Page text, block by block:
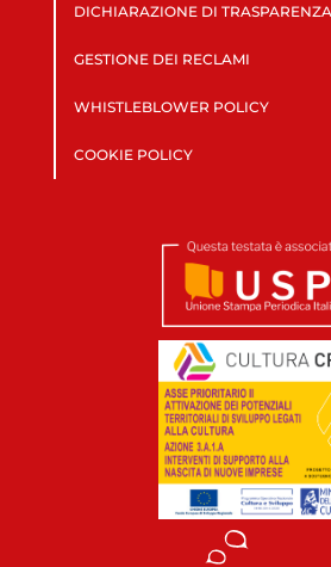
DICHIARAZIONE DI TRASPARENZA
GESTIONE DEI RECLAMI
WHISTLEBLOWER POLICY
COOKIE POLICY